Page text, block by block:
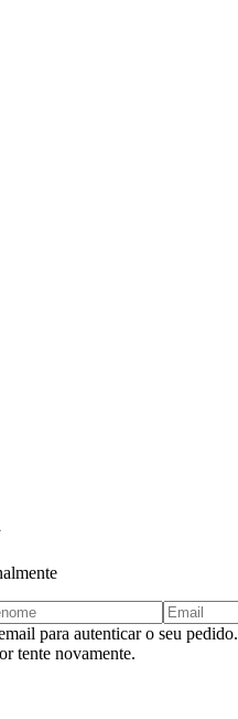
para autenticar o seu pedido.
tente novamente.